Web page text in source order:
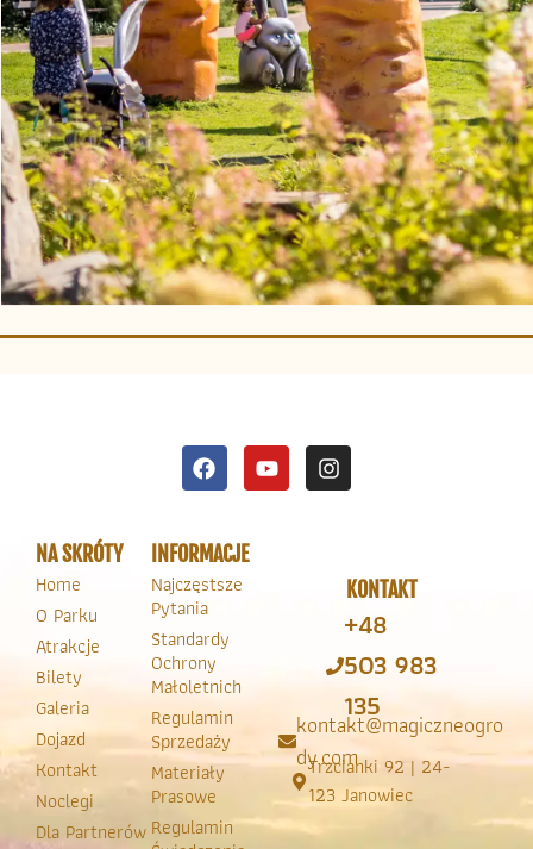
NA SKRÓTY
Home
O Parku
Atrakcje
Bilety
Galeria
Dojazd
Kontakt
Noclegi
Dla Partnerów
INFORMACJE
Najczęstsze
Pytania
Standardy
Ochrony
Małoletnich
Regulamin
Sprzedaży
Materiały
Prasowe
Regulamin
KONTAKT
+48
503 983
135
kontakt@magiczneogro
dy.com
Trzcianki 92 | 24-
123 Janowiec